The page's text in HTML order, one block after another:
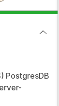
PostgresDB